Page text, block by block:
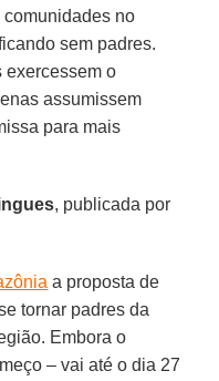
no
sem padres.
exercessem o
assumissem
para mais
, publicada por
a proposta de
tornar padres da
Embora o
– vai até o dia 27